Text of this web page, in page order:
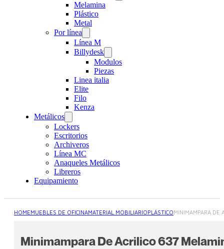
Melamina
Plástico
Metal
Por línea
Línea M
Billydesk
Modulos
Piezas
Linea italia
Elite
Filo
Kenza
Metálicos
Lockers
Escritorios
Archiveros
Línea MC
Anaqueles Metálicos
Libreros
Equipamiento
HOMEMUEBLES DE OFICINAMATERIAL MOBILIARIOPLÁSTICOMINIMAMPARA DE
Minimampara De Acrilico 637